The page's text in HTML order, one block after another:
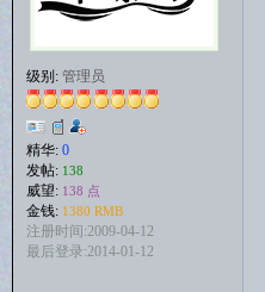
级别: 管理员
精华: 0
发帖: 138
威望: 138 点
金钱: 1380 RMB
注册时间:2009-04-12
最后登录:2014-01-12